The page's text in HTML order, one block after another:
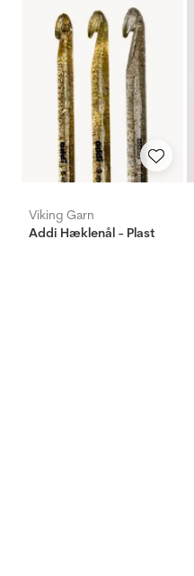
Viking Garn
Addi Hæklenål - Plast